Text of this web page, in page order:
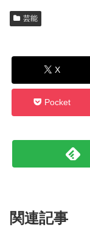
芸能
X
Pocket
関連記事